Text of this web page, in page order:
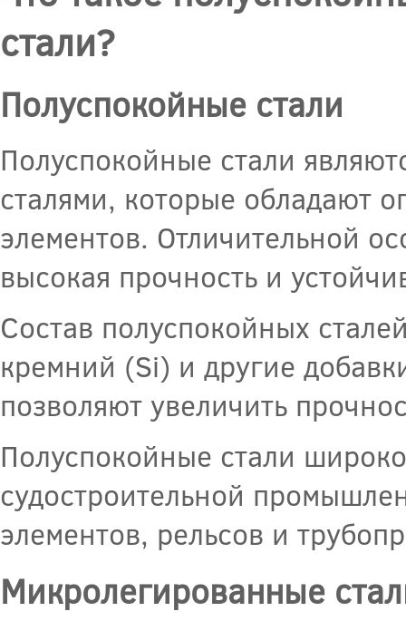
стали?
Полуспокойные стали
Полуспокойные стали
сталями, которые обладают
элементов. Отличительной
высокая прочность и
Состав полуспокойных
кремний (Si) и другие
позволяют увеличить
Полуспокойные стали
судостроительной
элементов, рельсов и
Микролегированные